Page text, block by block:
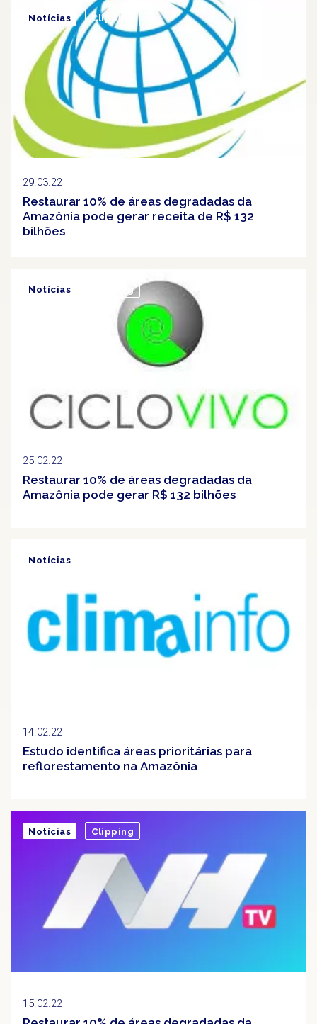
29.03.22
Restaurar 10% de áreas degradadas da
Amazônia pode gerar receita de R$ 132
bilhões
Notícias Clipping
25.02.22
Restaurar 10% de áreas degradadas da
Amazônia pode gerar R$ 132 bilhões
Notícias Clipping
14.02.22
Estudo identifica áreas prioritárias para
reflorestamento na Amazônia
Notícias
15.02.22
Notícias Clipping